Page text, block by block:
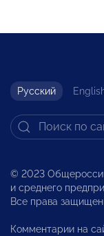
Русский
© 2023
и среднего
Все права
Комментарии на